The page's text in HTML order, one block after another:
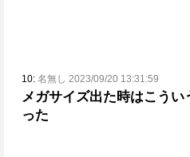
10: 名無し 2023/09/20 13:31:59
メガサイズ出た時はこう
った